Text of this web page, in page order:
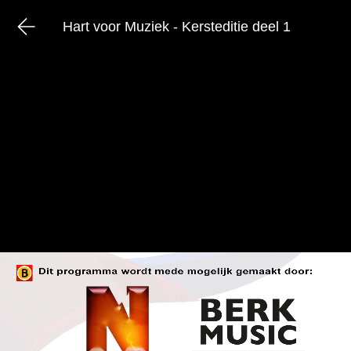
Hart voor Muziek - Kersteditie deel 1